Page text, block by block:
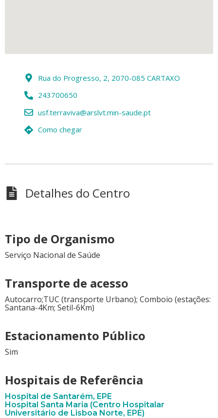
Rua do Progresso, 2, 2070-085 CARTAXO
243700650
usf.terraviva@arslvt.min-saude.pt
Como chegar
Detalhes do Centro
Tipo de Organismo
Serviço Nacional de Saúde
Transporte de acesso
Autocarro;TUC (transporte Urbano); Comboio (estações:
Santana-4Km; Setil-6Km)
Estacionamento Público
Sim
Hospitais de Referência
Hospital de Santarém, EPE
Hospital Santa Maria (Centro Hospitalar
Universitário de Lisboa Norte, EPE)